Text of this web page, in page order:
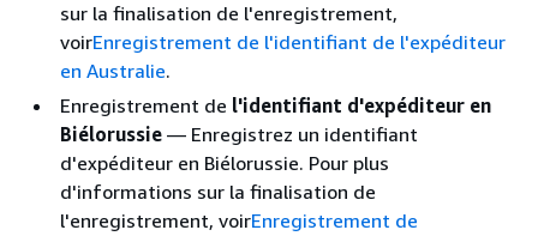
sur la finalisation de l'enregistrement,
voirEnregistrement de l'identifiant de l'expéditeur
en Australie.
Enregistrement de l'identifiant d'expéditeur en
Biélorussie — Enregistrez un identifiant
d'expéditeur en Biélorussie. Pour plus
d'informations sur la finalisation de
l'enregistrement, voirEnregistrement de